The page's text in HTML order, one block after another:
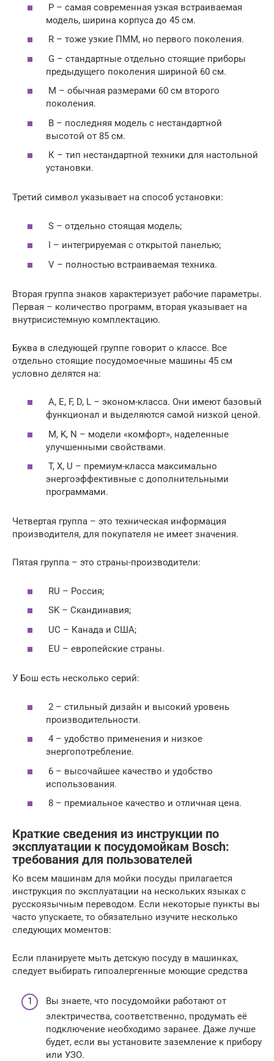
P – самая современная узкая встраиваемая
модель, ширина корпуса до 45 см.
R – тоже узкие ПММ, но первого поколения.
G – стандартные отдельно стоящие приборы
предыдущего поколения шириной 60 см.
М – обычная размерами 60 см второго
поколения.
В – последняя модель с нестандартной
высотой от 85 см.
К – тип нестандартной техники для настольной
установки.
Третий символ указывает на способ установки:
S – отдельно стоящая модель;
I – интегрируемая с открытой панелью;
V – полностью встраиваемая техника.
Вторая группа знаков характеризует рабочие параметры.
Первая – количество программ, вторая указывает на
внутрисистемную комплектацию.
Буква в следующей группе говорит о классе. Все
отдельно стоящие посудомоечные машины 45 см
условно делятся на:
A, E, F, D, L – эконом-класса. Они имеют базовый
функционал и выделяются самой низкой ценой.
M, K, N – модели «комфорт», наделенные
улучшенными свойствами.
T, X, U – премиум-класса максимально
энергоэффективные с дополнительными
программами.
Четвертая группа – это техническая информация
производителя, для покупателя не имеет значения.
Пятая группа – это страны-производители:
RU – Россия;
SK – Скандинавия;
UC – Канада и США;
EU – европейские страны.
У Бош есть несколько серий:
2 – стильный дизайн и высокий уровень
производительности.
4 – удобство применения и низкое
энергопотребление.
6 – высочайшее качество и удобство
использования.
8 – премиальное качество и отличная цена.
Краткие сведения из инструкции по
эксплуатации к посудомойкам Bosch:
требования для пользователей
Ко всем машинам для мойки посуды прилагается
инструкция по эксплуатации на нескольких языках с
русскоязычным переводом. Если некоторые пункты вы
часто упускаете, то обязательно изучите несколько
следующих моментов:
Если планируете мыть детскую посуду в машинках,
следует выбирать гипоалергенные моющие средства
Вы знаете, что посудомойки работают от
электричества, соответственно, продумать её
подключение необходимо заранее. Даже лучше
будет, если вы установите заземление к прибору
или УЗО.